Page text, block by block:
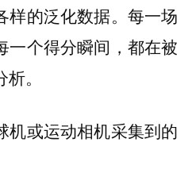
样的泛化数据。每一场
一个得分瞬间，都在被
。
机或运动相机采集到的